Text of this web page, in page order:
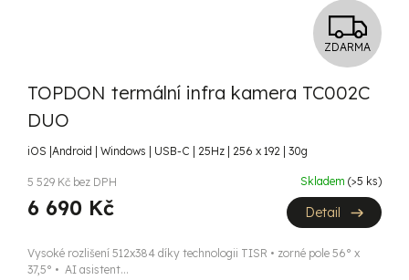
Z
D
A
M
A
ZDARMA
TOPDON termální infra kamera TC002C
DUO
iOS |Android | Windows | USB-C | 25Hz | 256 x 192 | 30g
5 529 Kč bez DPH
6 690 Kč
Skladem (>5 ks)
Detail
Vysoké rozlišení 512x384 díky technologii TISR • zorné pole 56° x
37,5° • AI asistent...